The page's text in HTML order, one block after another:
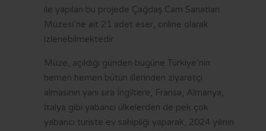
MİNİBÜS GÜZERGAHLARI
ile yapılan bu projede Çağdaş Cam Sanatları
Müzesi’ne ait 21 adet eser, online olarak
izlenebilmektedir.
Müze, açıldığı günden bugüne Türkiye’nin
hemen hemen bütün illerinden ziyaretçi
almasının yanı sıra İngiltere, Fransa, Almanya,
İtalya gibi yabancı ülkelerden de pek çok
yabancı turiste ev sahipliği yaparak, 2024 yılının